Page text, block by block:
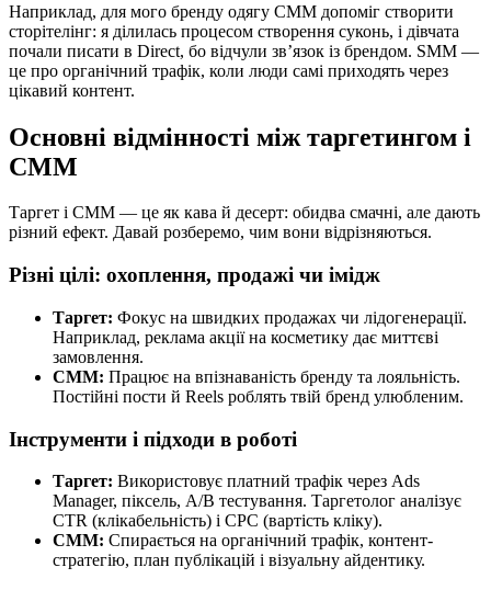
Наприклад, для мого бренду одягу СММ допоміг створити
сторітелінг: я ділилась процесом створення суконь, і дівчата
почали писати в Direct, бо відчули зв’язок із брендом. SMM —
це про органічний трафік, коли люди самі приходять через
цікавий контент.
Основні відмінності між таргетингом і
СММ
Таргет і СММ — це як кава й десерт: обидва смачні, але дають
різний ефект. Давай розберемо, чим вони відрізняються.
Різні цілі: охоплення, продажі чи імідж
Таргет: Фокус на швидких продажах чи лідогенерації.
Наприклад, реклама акції на косметику дає миттєві
замовлення.
СММ: Працює на впізнаваність бренду та лояльність.
Постійні пости й Reels роблять твій бренд улюбленим.
Інструменти і підходи в роботі
Таргет: Використовує платний трафік через Ads
Manager, піксель, A/B тестування. Таргетолог аналізує
CTR (клікабельність) і CPC (вартість кліку).
СММ: Спирається на органічний трафік, контент-
стратегію, план публікацій і візуальну айдентику.